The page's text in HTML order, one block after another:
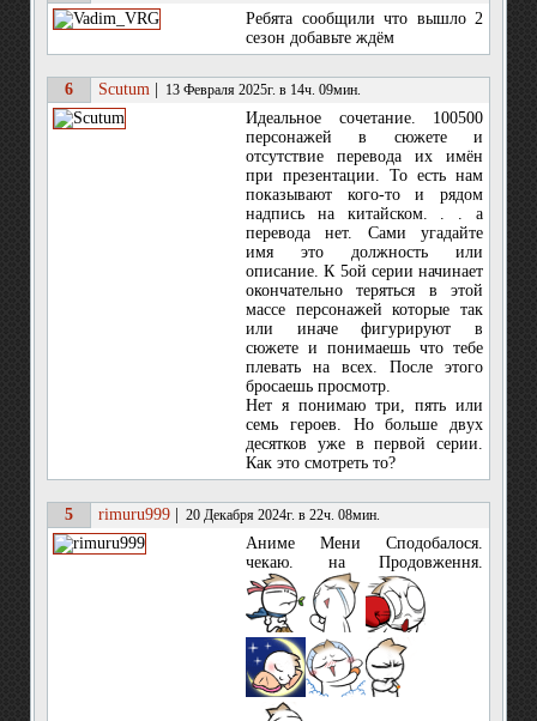
Ребята сообщили что вышло 2
сезон добавьте ждём
6 Scutum 13 Февраля 2025г. в 14ч. 09мин.
Идеальное сочетание. 100500
персонажей в сюжете и
отсутствие перевода их имён
при презентации. То есть нам
показывают кого-то и рядом
надпись на китайском. . . а
перевода нет. Сами угадайте
имя это должность или
описание. К 5ой серии начинает
окончательно теряться в этой
массе персонажей которые так
или иначе фигурируют в
сюжете и понимаешь что тебе
плевать на всех. После этого
бросаешь просмотр.
Нет я понимаю три, пять или
семь героев. Но больше двух
десятков уже в первой серии.
Как это смотреть то?
5 rimuru999 20 Декабря 2024г. в 22ч. 08мин.
Аниме Мени Сподобалося.
чекаю. на Продовження.